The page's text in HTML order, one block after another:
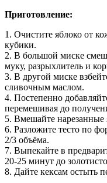
Приготовление:
1. Очистите яблоко от
кубики.
2. В большой миске
муку, разрыхлитель и
3. В другой миске
сливочным маслом.
4. Постепенно
перемешивая до
5. Вмешайте нарезанные
6. Разложите тесто по
2/3 объёма.
7. Выпекайте в
20-25 минут до
8. Дайте кексам остыть